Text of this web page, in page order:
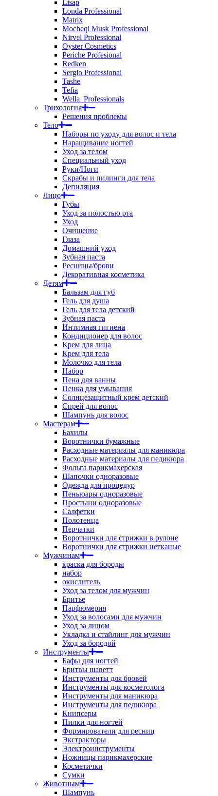
Lisap
Londa Professional
Matrix
Mocheqi Musk Professional
Nirvel Professional
Oyster Cosmetics
Periche Profesional
Redken
Sergio Professional
Tashe
Tefia
Wella_Professionals
Трихология
Решения проблемы
Тело
Наборы по уходу для волос и тела
Наращивание ногтей
Уход за телом
Специальный уход
Руки/Ноги
Скрабы и пилинги для тела
Депиляция
Лицо
Губы
Уход за полостью рта
Уход
Очищение
Глаза
Домашний уход
Зубная паста
Ресницы/брови
Декоративная косметика
Детям
Бальзам для губ
Гель для душа
Гель для тела детский
Зубная паста
Интимная гигиена
Кондиционер для волос
Крем для лица
Крем для тела
Молочко для тела
Набор
Пена для ванны
Пенка для умывания
Солнцезащитный крем детский
Спрей для волос
Шампунь для волос
Мастерам
Бахилы
Воротнички бумажные
Расходные материалы для маникюра
Расходные материалы для педикюра
Фольга парикмахерская
Шапочки одноразовые
Одежда для процедур
Пеньюары одноразовые
Простыни одноразовые
Салфетки
Полотенца
Перчатки
Воротнички для стрижки в рулоне
Воротнички для стрижки нетканые
Мужчинам
краска для бороды
набор
окислитель
Уход за телом для мужчин
Бритье
Парфюмерия
Уход за волосами для мужчин
Уход за лицом
Укладка и стайлинг для мужчин
Уход за бородой
Инструменты
Бафы для ногтей
Бритвы шаветт
Инструменты для бровей
Инструменты для косметолога
Инструменты для маникюра
Инструменты для педикюра
Книпсеры
Пилки для ногтей
Формирователи для ресниц
Экстракторы
Электроинструменты
Ножницы парикмахерские
Косметички
Сумки
Животным
Шампунь